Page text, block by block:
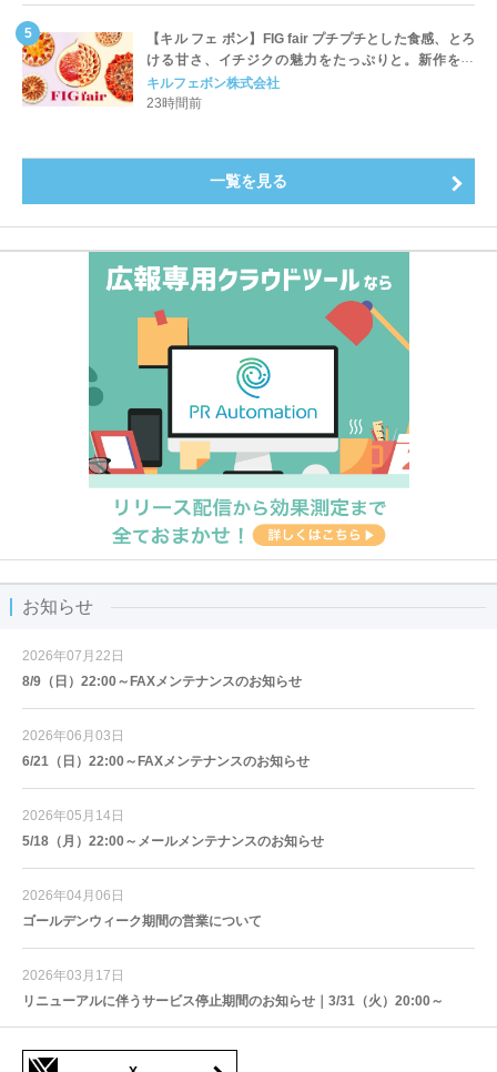
【キル フェ ボン】FIG fair プチプチとした食感、とろ
ける甘さ、イチジクの魅力をたっぷりと。新作を含
め、イチジク尽くしの全4種が登場8月20日（木）スタ
ート
キルフェボン株式会社
23時間前
一覧を見る
お知らせ
2026年07月22日
8/9（日）22:00～FAXメンテナンスのお知らせ
2026年06月03日
6/21（日）22:00～FAXメンテナンスのお知らせ
2026年05月14日
5/18（月）22:00～メールメンテナンスのお知らせ
2026年04月06日
ゴールデンウィーク期間の営業について
2026年03月17日
リニューアルに伴うサービス停止期間のお知らせ｜3/31（火）20:00～